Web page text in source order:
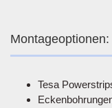
Montageoptionen:
Tesa